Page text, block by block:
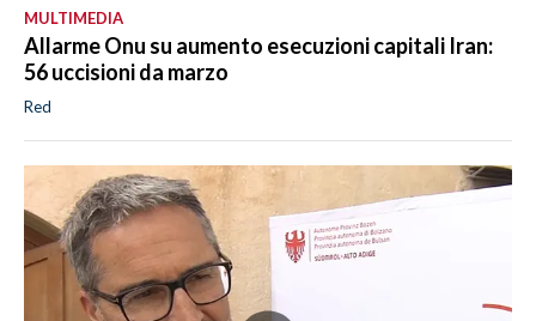
MULTIMEDIA
Allarme Onu su aumento esecuzioni capitali Iran:
56 uccisioni da marzo
Red